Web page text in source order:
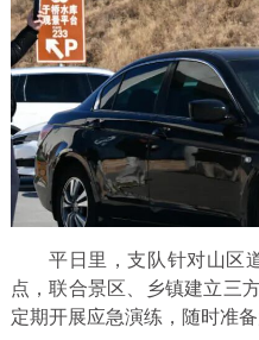
平日里，支队针对山区
点，联合景区、乡镇建立三
定期开展应急演练，随时准